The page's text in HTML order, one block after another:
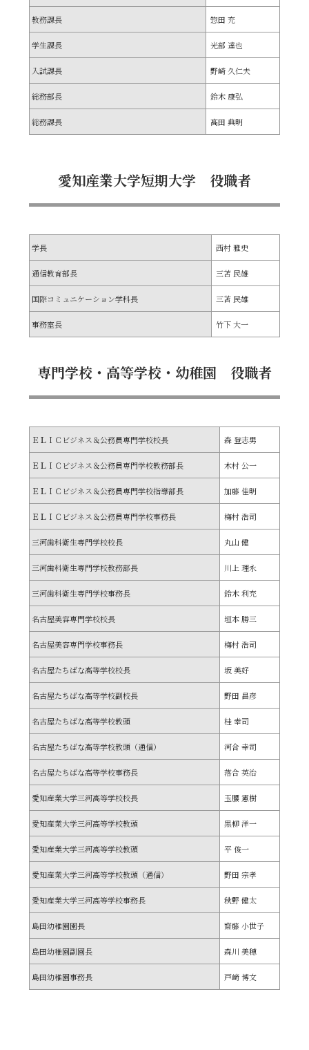
教務課長 惣田 充
学生課長 光部 達也
入試課長 野崎 久仁夫
総務部長 鈴木 康弘
総務課長 髙田 典明
愛知産業大学短期大学 役職者
学長 西村 雅史
通信教育部長 三苫 民雄
国際コミュニケーション学科長 三苫 民雄
事務室長 竹下 大一
専門学校・高等学校・幼稚園 役職者
ＥＬＩＣビジネス＆公務員専門学校校長 森 登志男
ＥＬＩＣビジネス＆公務員専門学校教務部長 木村 公一
ＥＬＩＣビジネス＆公務員専門学校指導部長 加藤 佳明
ＥＬＩＣビジネス＆公務員専門学校事務長 梅村 浩司
三河歯科衛生専門学校校長 丸山 健
三河歯科衛生専門学校教務部長 川上 理永
三河歯科衛生専門学校事務長 鈴木 利充
名古屋美容専門学校校長 垣本 勝三
名古屋美容専門学校事務長 梅村 浩司
名古屋たちばな高等学校校長 坂 美好
名古屋たちばな高等学校副校長 野田 昌彦
名古屋たちばな高等学校教頭 桂 幸司
名古屋たちばな高等学校教頭（通信） 河合 幸司
名古屋たちばな高等学校事務長 落合 英治
愛知産業大学三河高等学校校長 玉腰 憲樹
愛知産業大学三河高等学校教頭 黒柳 洋一
愛知産業大学三河高等学校教頭 平 俊一
愛知産業大学三河高等学校教頭（通信） 野田 宗孝
愛知産業大学三河高等学校事務長 秋野 健太
島田幼稚園園長 齋藤 小世子
島田幼稚園副園長 森川 美穂
島田幼稚園事務長 戸﨑 博文